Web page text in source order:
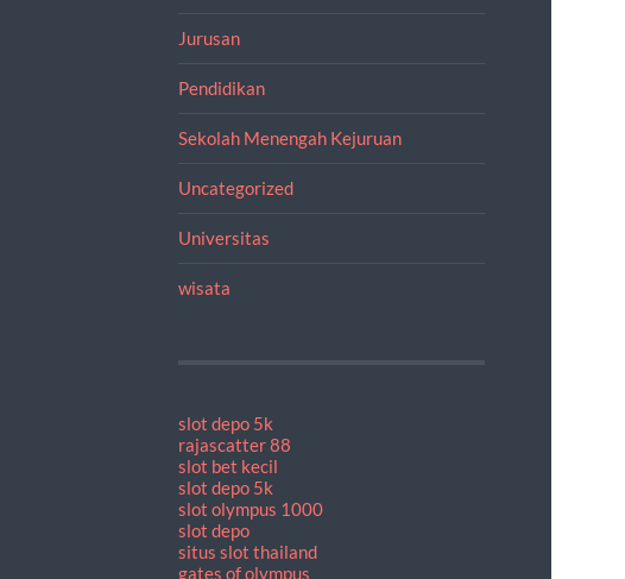
Jurusan
Pendidikan
Sekolah Menengah Kejuruan
Uncategorized
Universitas
wisata
slot depo 5k
rajascatter 88
slot bet kecil
slot depo 5k
slot olympus 1000
slot depo
situs slot thailand
gates of olympus